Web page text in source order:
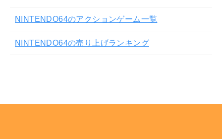
NINTENDO64のアクションゲーム一覧
NINTENDO64の売り上げランキング